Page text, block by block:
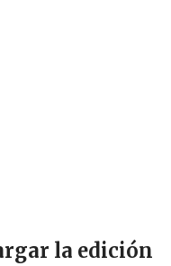
la edición